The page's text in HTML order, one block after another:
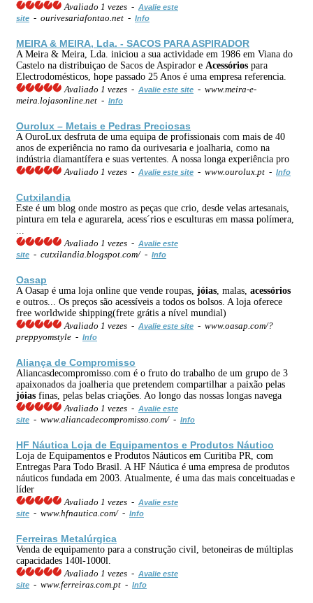
Avaliado 1 vezes - Avalie este
site - ourivesariafontao.net - Info
MEIRA & MEIRA, Lda. - SACOS PARA ASPIRADOR
A Meira & Meira, Lda. iniciou a sua actividade em 1986 em Viana do
Castelo na distribuiçao de Sacos de Aspirador e Acessórios para
Electrodomésticos, hope passado 25 Anos é uma empresa referencia.
Avaliado 1 vezes - Avalie este site - www.meira-e-
meira.lojasonline.net - Info
Ourolux – Metais e Pedras Preciosas
A OuroLux desfruta de uma equipa de profissionais com mais de 40
anos de experiência no ramo da ourivesaria e joalharia, como na
indústria diamantífera e suas vertentes. A nossa longa experiência pro
Avaliado 1 vezes - Avalie este site - www.ourolux.pt - Info
Cutxilandia
Este é um blog onde mostro as peças que crio, desde velas artesanais,
pintura em tela e agurarela, acess´rios e esculturas em massa polímera,
Avaliado 1 vezes - Avalie este
site - cutxilandia.blogspot.com/ - Info
Oasap
A Oasap é uma loja online que vende roupas, jóias , malas, acessórios
e outros... Os preços são acessíveis a todos os bolsos. A loja oferece
free worldwide shipping(frete grátis a nível mundial)
Avaliado 1 vezes - Avalie este site - www.oasap.com/?
preppyomstyle - Info
Aliança de Compromisso
Aliancasdecompromisso.com é o fruto do trabalho de um grupo de 3
apaixonados da joalheria que pretendem compartilhar a paixão pelas
jóias finas, pelas belas criações. Ao longo das nossas longas navega
Avaliado 1 vezes - Avalie este
site - www.aliancadecompromisso.com/ - Info
HF Náutica Loja de Equipamentos e Produtos Náutico
Loja de Equipamentos e Produtos Náuticos em Curitiba PR, com
Entregas Para Todo Brasil. A HF Náutica é uma empresa de produtos
náuticos fundada em 2003. Atualmente, é uma das mais conceituadas e
líder
Avaliado 1 vezes - Avalie este
site - www.hfnautica.com/ - Info
Ferreiras Metalúrgica
Venda de equipamento para a construção civil, betoneiras de múltiplas
capacidades 140l-1000l.
Avaliado 1 vezes - Avalie este
site - www.ferreiras.com.pt - Info